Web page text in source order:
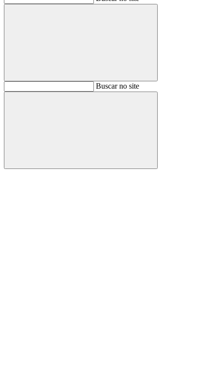
BuscarBuscar no site
Buscar